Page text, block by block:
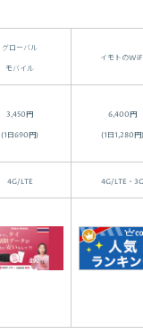
グローバル
モバイル
イモトの
3,450円
(1日690円)
6,400円
(1日1,280円)
4G/LTE 4G/LTE・3G